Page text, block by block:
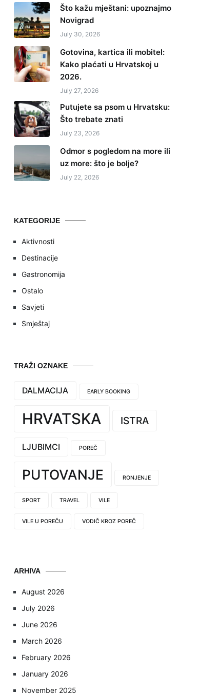
Što kažu mještani: upoznajmo
Novigrad
July 30, 2026
Gotovina, kartica ili mobitel:
Kako plaćati u Hrvatskoj u
2026.
July 27, 2026
Putujete sa psom u Hrvatsku:
Što trebate znati
July 23, 2026
Odmor s pogledom na more ili
uz more: što je bolje?
July 22, 2026
KATEGORIJE
Aktivnosti
Destinacije
Gastronomija
Ostalo
Savjeti
Smještaj
TRAŽI OZNAKE
DALMACIJA EARLY BOOKING
HRVATSKA ISTRA
LJUBIMCI POREČ
PUTOVANJE RONJENJE
SPORT TRAVEL VILE
VILE U POREČU VODIČ KROZ POREČ
ARHIVA
August 2026
July 2026
June 2026
March 2026
February 2026
January 2026
November 2025